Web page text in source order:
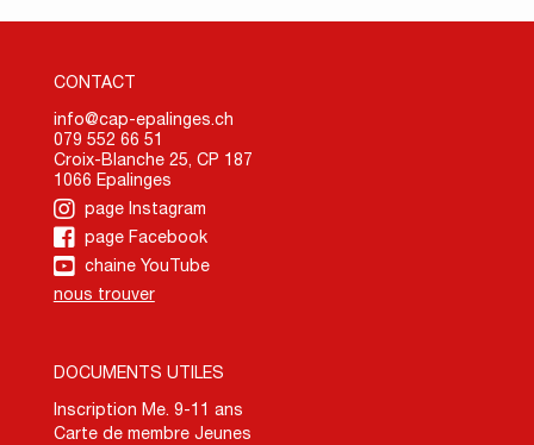
CONTACT
info@cap-epalinges.ch
079 552 66 51
Croix-Blanche 25, CP 187
1066 Epalinges
page Instagram
page Facebook
chaine YouTube
nous trouver
DOCUMENTS UTILES
Inscription Me. 9-11 ans
Carte de membre Jeunes